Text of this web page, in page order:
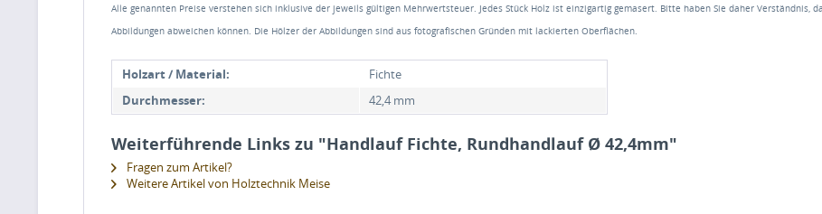
Alle genannten Preise verstehen sich inklusive der jeweils gültigen Mehrwertsteuer. Jedes Stück Holz ist einzigartig gemasert. Bitte haben Sie daher Verständnis,
Abbildungen abweichen können. Die Hölzer der Abbildungen sind aus fotografischen Gründen mit lackierten Oberflächen.
Holzart / Material:
Fichte
Durchmesser:
42,4 mm
Weiterführende Links zu "Handlauf Fichte, Rundhandlauf Ø 42,4mm"
Fragen zum Artikel?
Weitere Artikel von Holztechnik Meise